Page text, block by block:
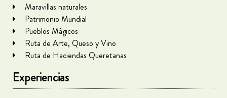
Maravillas naturales
Patrimonio Mundial
Pueblos Mágicos
Ruta de Arte, Queso y Vino
Ruta de Haciendas Queretanas
Experiencias